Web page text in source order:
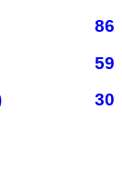
86
59
30